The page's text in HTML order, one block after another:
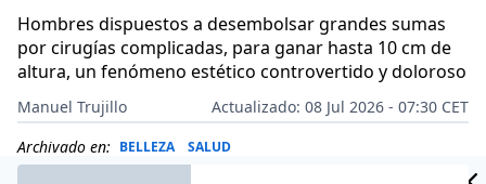
Hombres dispuestos a desembolsar grandes sumas
por cirugías complicadas, para ganar hasta 10 cm de
altura, un fenómeno estético controvertido y doloroso
Manuel Trujillo
Actualizado: 08 Jul 2026 - 07:30 CET
Archivado en: BELLEZA SALUD